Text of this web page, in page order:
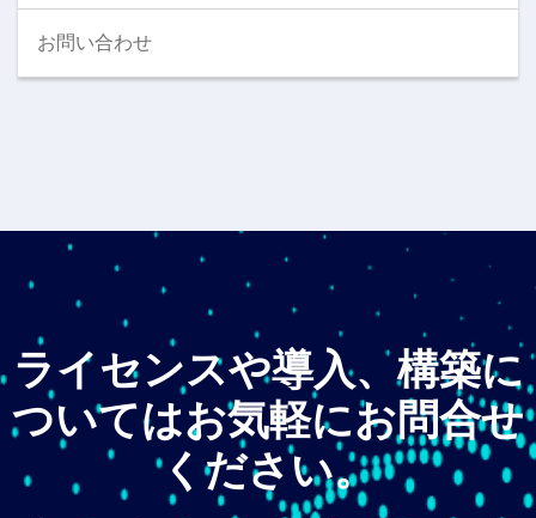
お問い合わせ
ライセンスや導入、構築に
ついてはお気軽にお問合せ
ください。